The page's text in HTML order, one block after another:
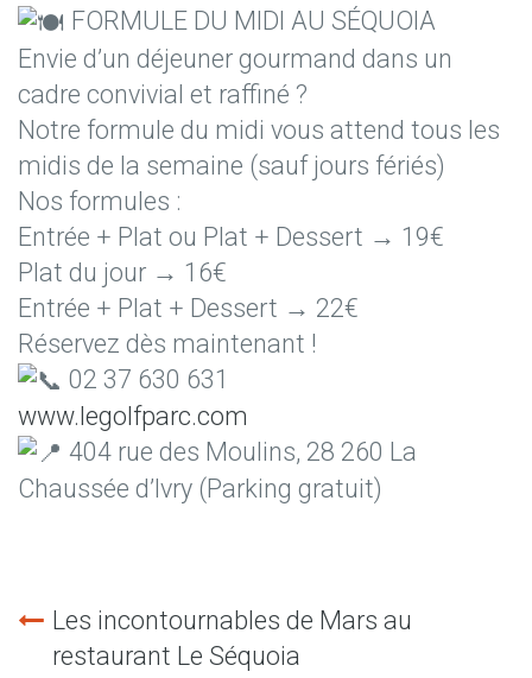
FORMULE DU MIDI AU SÉQUOIA
Envie d’un déjeuner gourmand dans un
cadre convivial et raffiné ?
Notre formule du midi vous attend tous les
midis de la semaine (sauf jours fériés)
Nos formules :
Entrée + Plat ou Plat + Dessert → 19€
Plat du jour → 16€
Entrée + Plat + Dessert → 22€
Réservez dès maintenant !
02 37 630 631
www.legolfparc.com
404 rue des Moulins, 28 260 La
Chaussée d’Ivry (Parking gratuit)
Navigation
Les incontournables de Mars au
restaurant Le Séquoia